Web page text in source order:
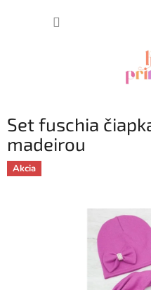
Set fuschia
madeirou
Akcia